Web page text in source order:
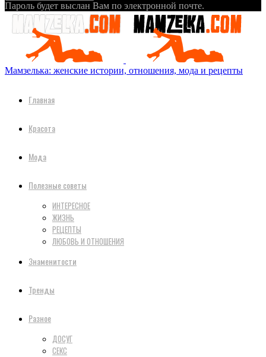
Пароль будет выслан Вам по электронной почте.
Мамзелька: женские истории, отношения, мода и рецепты
Главная
Красота
Мода
Полезные советы
ИНТЕРЕСНОЕ
ЖИЗНЬ
РЕЦЕПТЫ
ЛЮБОВЬ И ОТНОШЕНИЯ
Знаменитости
Тренды
Разное
ДОСУГ
СЕКС